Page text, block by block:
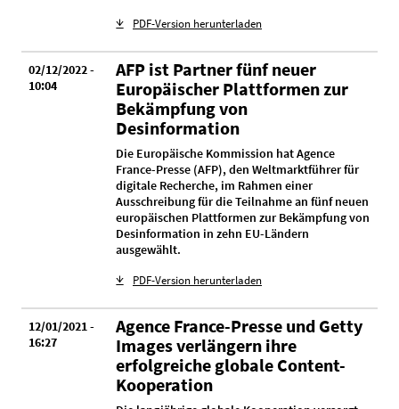
PDF-Version herunterladen
02/12/2022 -
10:04
AFP ist Partner fünf neuer
Europäischer Plattformen zur
Bekämpfung von
Desinformation
Die Europäische Kommission hat Agence
France-Presse (AFP), den Weltmarktführer für
digitale Recherche, im Rahmen einer
Ausschreibung für die Teilnahme an fünf neuen
europäischen Plattformen zur Bekämpfung von
Desinformation in zehn EU-Ländern
ausgewählt.
PDF-Version herunterladen
12/01/2021 -
16:27
Agence France-Presse und Getty
Images verlängern ihre
erfolgreiche globale Content-
Kooperation